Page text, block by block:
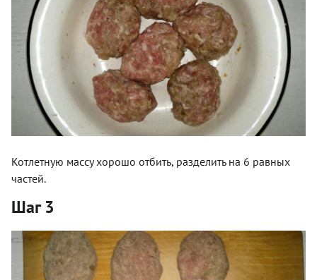
Котлетную массу хорошо отбить, разделить на 6 равных
частей.
Шаг 3